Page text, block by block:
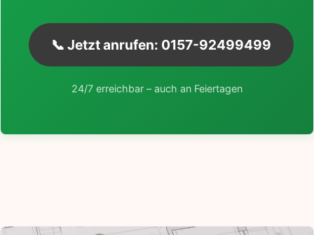
📞 Jetzt anrufen: 0157-92499499
24/7 erreichbar – auch an Feiertagen